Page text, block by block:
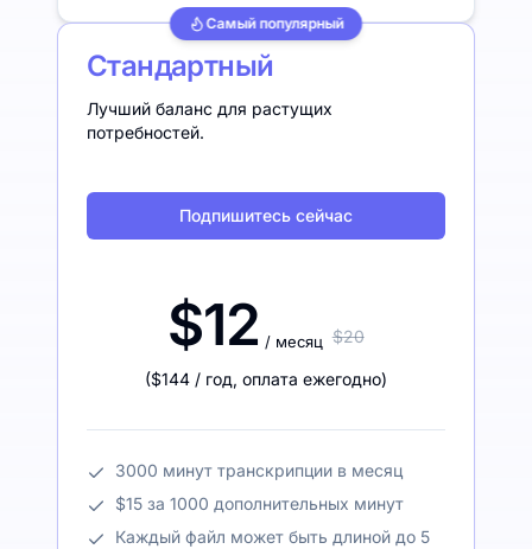
Самый популярный
Стандартный
Лучший баланс для растущих
потребностей.
Подпишитесь сейчас
$12 / месяц $20
($144 / год, оплата ежегодно)
3000 минут транскрипции в месяц
$15 за 1000 дополнительных минут
Каждый файл может быть длиной до 5